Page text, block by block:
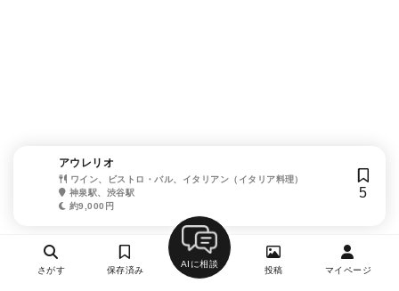
アウレリオ
ワイン、ビストロ・バル、イタリアン（イタリア料理）
神泉駅、渋谷駅
約9,000円
5
さがす 保存済み
AIに相談
投稿 マイページ